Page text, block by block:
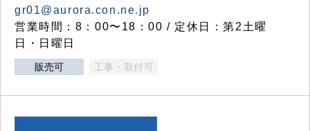
gr01@aurora.con.ne.jp
営業時間：8：00〜18：00 / 定休日：第2土曜
日・日曜日
販売可 工事・取付可